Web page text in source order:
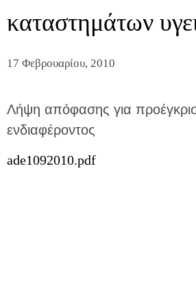
καταστημάτων
17 Φεβρουαρίου, 2010
Λήψη απόφασης για
ενδιαφέροντος
ade1092010.pdf